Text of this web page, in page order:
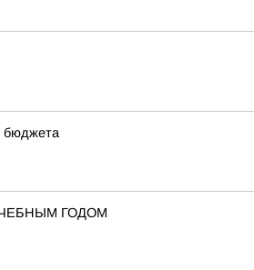
бюджета
ГОДОМ